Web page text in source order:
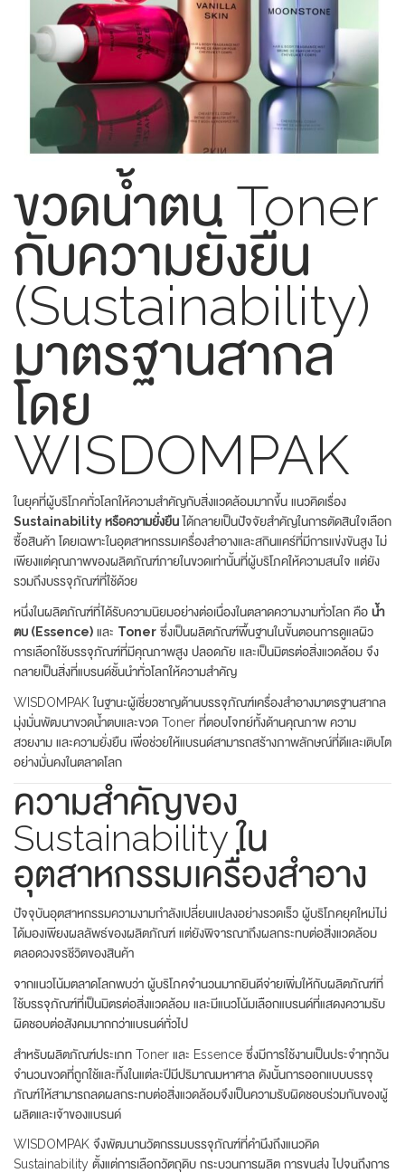
ขวดน้ำตบ Toner
กับความยั่งยืน
(Sustainability)
มาตรฐานสากล
โดย
WISDOMPAK
ในยุคที่ผู้บริโภคทั่วโลกให้ความสำคัญกับสิ่งแวดล้อมมากขึ้น แนวคิดเรื่อง
Sustainability หรือความยั่งยืนได้กลายเป็นปัจจัยสำคัญในการตัดสินใจเลือก
ซื้อสินค้า โดยเฉพาะในอุตสาหกรรมเครื่องสำอางและสกินแคร์ที่มีการแข่งขันสูง ไม่
เพียงแต่คุณภาพของผลิตภัณฑ์ภายในขวดเท่านั้นที่ผู้บริโภคให้ความสนใจ แต่ยัง
รวมถึงบรรจุภัณฑ์ที่ใช้ด้วย
หนึ่งในผลิตภัณฑ์ที่ได้รับความนิยมอย่างต่อเนื่องในตลาดความงามทั่วโลก คือ น้ำ
ตบ (Essence) และ Toner ซึ่งเป็นผลิตภัณฑ์พื้นฐานในขั้นตอนการดูแลผิว
การเลือกใช้บรรจุภัณฑ์ที่มีคุณภาพสูง ปลอดภัย และเป็นมิตรต่อสิ่งแวดล้อม จึง
กลายเป็นสิ่งที่แบรนด์ชั้นนำทั่วโลกให้ความสำคัญ
WISDOMPAK ในฐานะผู้เชี่ยวชาญด้านบรรจุภัณฑ์เครื่องสำอางมาตรฐานสากล
มุ่งมั่นพัฒนาขวดน้ำตบและขวด Toner ที่ตอบโจทย์ทั้งด้านคุณภาพ ความ
สวยงาม และความยั่งยืน เพื่อช่วยให้แบรนด์สามารถสร้างภาพลักษณ์ที่ดีและเติบโต
อย่างมั่นคงในตลาดโลก
ความสำคัญของ
Sustainability ใน
อุตสาหกรรมเครื่องสำอาง
ปัจจุบันอุตสาหกรรมความงามกำลังเปลี่ยนแปลงอย่างรวดเร็ว ผู้บริโภคยุคใหม่ไม่
ได้มองเพียงผลลัพธ์ของผลิตภัณฑ์ แต่ยังพิจารณาถึงผลกระทบต่อสิ่งแวดล้อม
ตลอดวงจรชีวิตของสินค้า
จากแนวโน้มตลาดโลกพบว่า ผู้บริโภคจำนวนมากยินดีจ่ายเพิ่มให้กับผลิตภัณฑ์ที่
ใช้บรรจุภัณฑ์ที่เป็นมิตรต่อสิ่งแวดล้อม และมีแนวโน้มเลือกแบรนด์ที่แสดงความรับ
ผิดชอบต่อสังคมมากกว่าแบรนด์ทั่วไป
สำหรับผลิตภัณฑ์ประเภท Toner และ Essence ซึ่งมีการใช้งานเป็นประจำทุกวัน
จำนวนขวดที่ถูกใช้และทิ้งในแต่ละปีมีปริมาณมหาศาล ดังนั้นการออกแบบบรรจุ
ภัณฑ์ให้สามารถลดผลกระทบต่อสิ่งแวดล้อมจึงเป็นความรับผิดชอบร่วมกันของผู้
ผลิตและเจ้าของแบรนด์
WISDOMPAK จึงพัฒนานวัตกรรมบรรจุภัณฑ์ที่คำนึงถึงแนวคิด
Sustainability ตั้งแต่การเลือกวัตถุดิบ กระบวนการผลิต การขนส่ง ไปจนถึงการ